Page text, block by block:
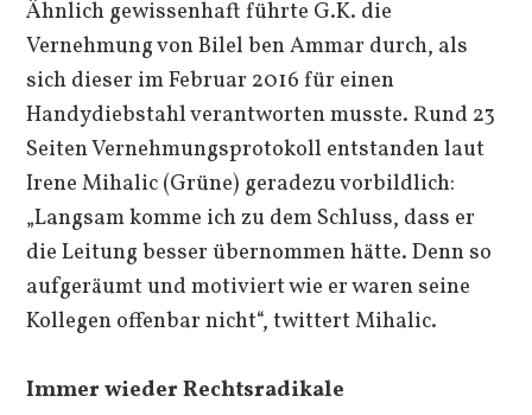
Ähnlich gewissenhaft führte G.K. die
Vernehmung von Bilel ben Ammar durch, als
sich dieser im Februar 2016 für einen
Handydiebstahl verantworten musste. Rund 23
Seiten Vernehmungsprotokoll entstanden laut
Irene Mihalic (Grüne) geradezu vorbildlich:
„Langsam komme ich zu dem Schluss, dass er
die Leitung besser übernommen hätte. Denn so
aufgeräumt und motiviert wie er waren seine
Kollegen offenbar nicht“, twittert Mihalic.
Immer wieder Rechtsradikale